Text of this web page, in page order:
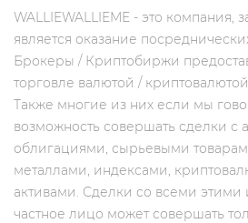
WALLIEWALLIEME - это компания,
является оказание
Брокеры / Криптобиржи
торговле валютой /
Также многие из них если мы
возможность совершать сделки с
облигациями, сырьевыми
металлами, индексами,
активами. Сделки со всеми этими
частное лицо может совершать